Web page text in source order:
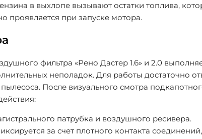
в выхлопе вызывают остатки топлива,
проявляется при запуске мотора.
фильтра «Рено Дастер 1.6» и 2.0
неполадок. Для работы достаточно
После визуального смотра
патрубка и воздушного ресивера.
за счет плотного контакта